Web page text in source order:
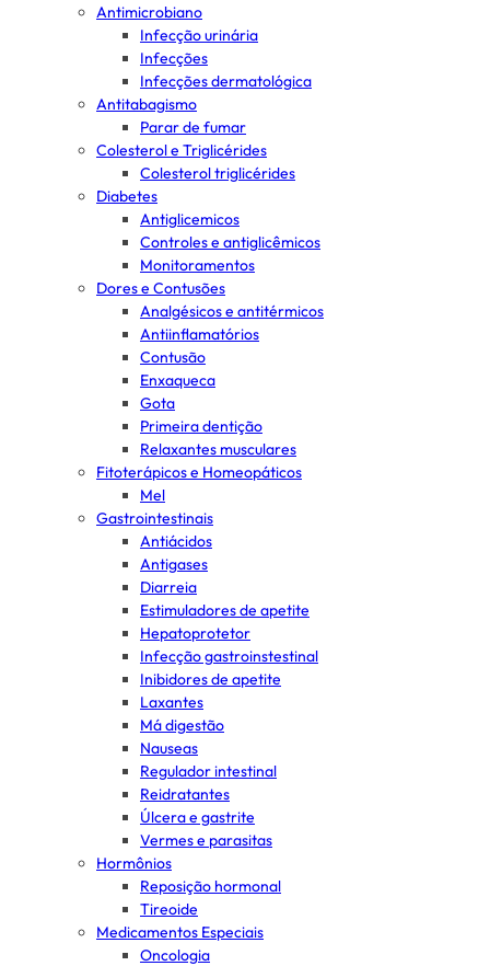
Antimicrobiano
Infecção urinária
Infecções
Infecções dermatológica
Antitabagismo
Parar de fumar
Colesterol e Triglicérides
Colesterol triglicérides
Diabetes
Antiglicemicos
Controles e antiglicêmicos
Monitoramentos
Dores e Contusões
Analgésicos e antitérmicos
Antiinflamatórios
Contusão
Enxaqueca
Gota
Primeira dentição
Relaxantes musculares
Fitoterápicos e Homeopáticos
Mel
Gastrointestinais
Antiácidos
Antigases
Diarreia
Estimuladores de apetite
Hepatoprotetor
Infecção gastroinstestinal
Inibidores de apetite
Laxantes
Má digestão
Nauseas
Regulador intestinal
Reidratantes
Úlcera e gastrite
Vermes e parasitas
Hormônios
Reposição hormonal
Tireoide
Medicamentos Especiais
Oncologia